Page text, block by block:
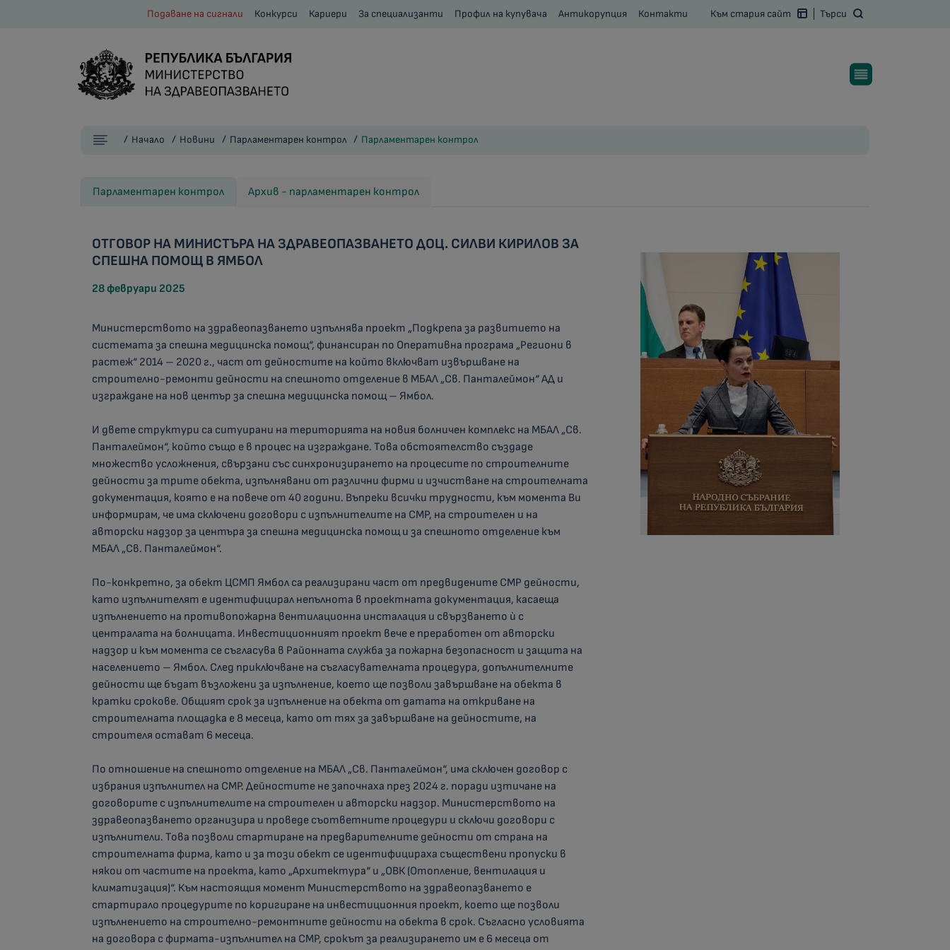
Подаване на сигнали Конкурси Кариери За специализанти Профил на купувача Антикорупция Контакти Към стария сайт Търси
Начало Новини Парламентарен контрол Парламентарен контрол
Парламентарен контрол Архив - парламентарен контрол
ОТГОВОР НА МИНИСТЪРА НА ЗДРАВЕОПАЗВАНЕТО ДОЦ. СИЛВИ КИРИЛОВ ЗА
СПЕШНА ПОМОЩ В ЯМБОЛ
28 февруари 2025
Министерството на здравеопазването изпълнява проект „Подкрепа за развитието на
системата за спешна медицинска помощ“, финансиран по Оперативна програма „Региони в
растеж“ 2014 – 2020 г., част от дейностите на който включват извършване на
строително-ремонти дейности на спешното отделение в МБАЛ „Св. Панталеймон“ АД и
изграждане на нов център за спешна медицинска помощ – Ямбол.
И двете структури са ситуирани на територията на новия болничен комплекс на МБАЛ „Св.
Панталеймон“, който също е в процес на изграждане. Това обстоятелство създаде
множество усложнения, свързани със синхронизирането на процесите по строителните
дейности за трите обекта, изпълнявани от различни фирми и изчистване на строителната
документация, която е на повече от 40 години. Въпреки всички трудности, към момента Ви
информирам, че има сключени договори с изпълнителите на СМР, на строителен и на
авторски надзор за центъра за спешна медицинска помощ и за спешното отделение към
МБАЛ „Св. Панталеймон“.
По-конкретно, за обект ЦСМП Ямбол са реализирани част от предвидените СМР дейности,
като изпълнителят е идентифицирал непълнота в проектната документация, касаеща
изпълнението на противопожарна вентилационна инсталация и свързването ѝ с
централата на болницата. Инвестиционният проект вече е преработен от авторски
надзор и към момента се съгласува в Районната служба за пожарна безопасност и защита на
населението – Ямбол. След приключване на съгласувателната процедура, допълнителните
дейности ще бъдат възложени за изпълнение, което ще позволи завършване на обекта в
кратки срокове. Общият срок за изпълнение на обекта от датата на откриване на
строителната площадка е 8 месеца, като от тях за завършване на дейностите, на
строителя остават 6 месеца.
По отношение на спешното отделение на МБАЛ „Св. Панталеймон“, има сключен договор с
избрания изпълнител на СМР. Дейностите не започнаха през 2024 г. поради изтичане на
договорите с изпълнителите на строителен и авторски надзор. Министерството на
здравеопазването организира и проведе съответните процедури и сключи договори с
изпълнители. Това позволи стартиране на предварителните дейности от страна на
строителната фирма, като и за този обект се идентифицираха съществени пропуски в
някои от частите на проекта, като „Архитектура“ и „ОВК (Отопление, вентилация и
климатизация)“. Към настоящия момент Министерството на здравеопазването е
стартирало процедурите по коригиране на инвестиционния проект, което ще позволи
изпълнението на строително-ремонтните дейности на обекта в срок. Съгласно условията
на договора с фирмата-изпълнител на СМР, срокът за реализирането им е 6 месеца от